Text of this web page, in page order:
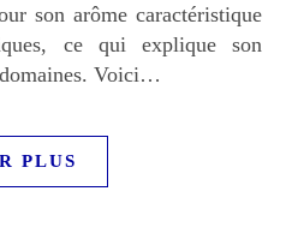
son arôme caractéristique
ce qui explique son
Voici…
PLUS